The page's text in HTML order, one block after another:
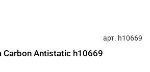
арт. h10669
Carbon Antistatic h10669